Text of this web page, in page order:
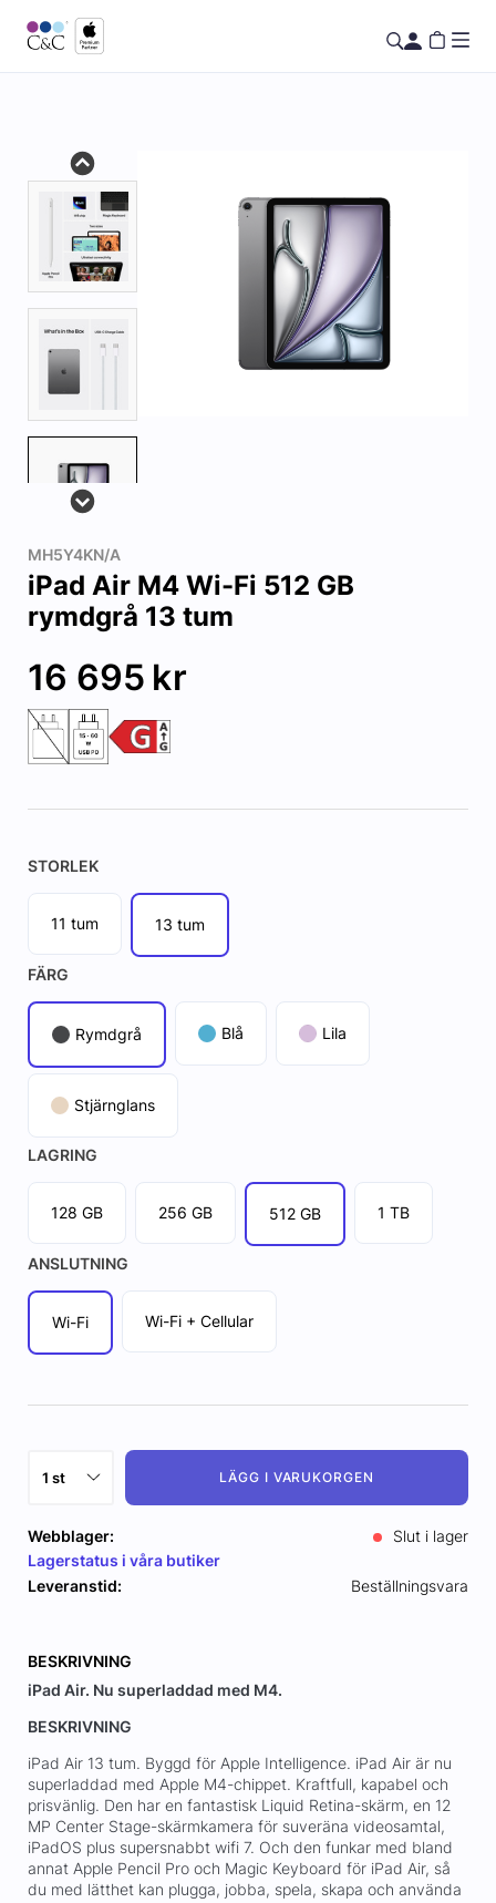
MH5Y4KN/A
iPad Air M4 Wi-Fi 512 GB
rymdgrå 13 tum
16 695 kr
STORLEK
11 tum 13 tum
FÄRG
Rymdgrå Blå Lila
Stjärnglans
LAGRING
128 GB 256 GB 512 GB 1 TB
ANSLUTNING
Wi-Fi Wi-Fi + Cellular
LÄGG I VARUKORGEN
Webblager:
Slut i lager
Lagerstatus i våra butiker
Leveranstid:
Beställningsvara
BESKRIVNING
iPad Air. Nu superladdad med M4.
BESKRIVNING
iPad Air 13 tum. Byggd för Apple Intelligence. iPad Air är nu
superladdad med Apple M4-chippet. Kraftfull, kapabel och
prisvänlig. Den har en fantastisk Liquid Retina-skärm, en 12
MP Center Stage-skärmkamera för suveräna videosamtal,
iPadOS plus supersnabbt wifi 7. Och den funkar med bland
annat Apple Pencil Pro och Magic Keyboard för iPad Air, så
du med lätthet kan plugga, jobba, spela, skapa och använda